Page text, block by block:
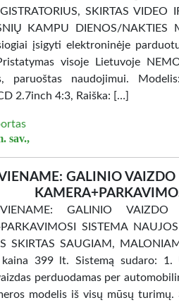
SKIRTAS VIDEO
KAMPU DIENOS/NAKTIES
įsigyti elektroninėje
visoje Lietuvoje
paruoštas naudojimui.
2.7inch 4:3, Raiška: […]
sav.,
GALINIO
GALINIO
SISTEMA
SKIRTAS SAUGIAM,
kaina 399 lt. Sistemą sudaro: 1.
perduodamas per
modelis iš visų mūsų